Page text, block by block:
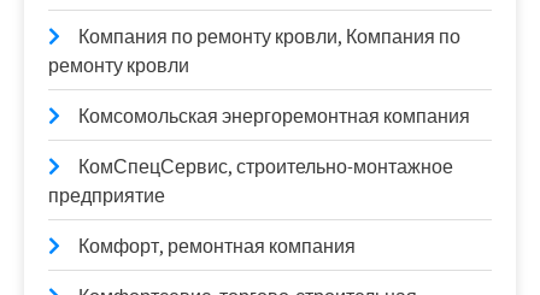
Компания по ремонту кровли, Компания по
ремонту кровли
Комсомольская энергоремонтная компания
КомСпецСервис, строительно-монтажное
предприятие
Комфорт, ремонтная компания